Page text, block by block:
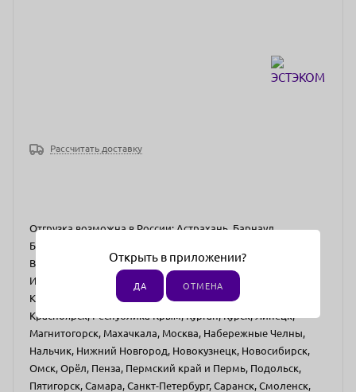
Рассчитать доставку
Отгрузка возможна в России: Астрахань, Барнаул,
Белгород, Брянск, Владикавказ, Владимир, Волгоград,
Вологда, Воронеж, Грозный, Екатеринбург, Иваново,
Иркутск, Йошкар-Ола, Республика Татарстан и Казань,
Калуга, Кемерово, Киров, Кострома, Краснодар,
Красноярск, Республика Крым, Курган, Курск, Липецк,
Магнитогорск, Махачкала, Москва, Набережные Челны,
Нальчик, Нижний Новгород, Новокузнецк, Новосибирск,
Омск, Орёл, Пенза, Пермский край и Пермь, Подольск,
Пятигорск, Самара, Санкт-Петербург, Саранск, Смоленск,
Открыть в приложении?
ДА ОТМЕНА